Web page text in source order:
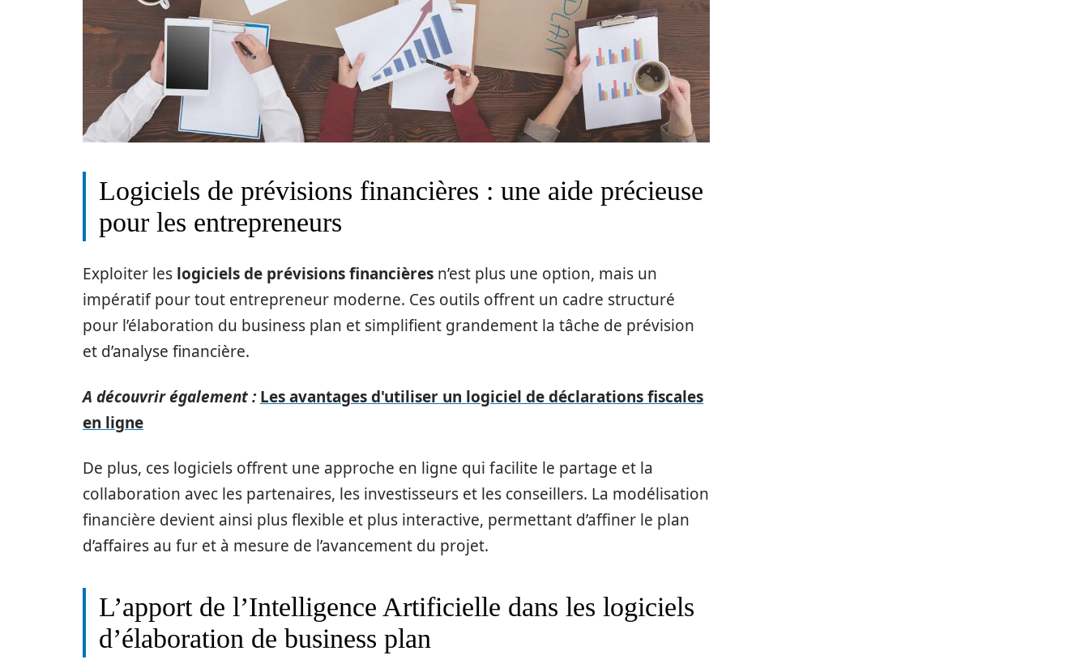
Logiciels de prévisions financières : une aide précieuse
pour les entrepreneurs
Exploiter les logiciels de prévisions financières n’est plus une option, mais un
impératif pour tout entrepreneur moderne. Ces outils offrent un cadre structuré
pour l’élaboration du business plan et simplifient grandement la tâche de prévision
et d’analyse financière.
A découvrir également : Les avantages d'utiliser un logiciel de déclarations fiscales
en ligne
De plus, ces logiciels offrent une approche en ligne qui facilite le partage et la
collaboration avec les partenaires, les investisseurs et les conseillers. La modélisation
financière devient ainsi plus flexible et plus interactive, permettant d’affiner le plan
d’affaires au fur et à mesure de l’avancement du projet.
L’apport de l’Intelligence Artificielle dans les logiciels
d’élaboration de business plan